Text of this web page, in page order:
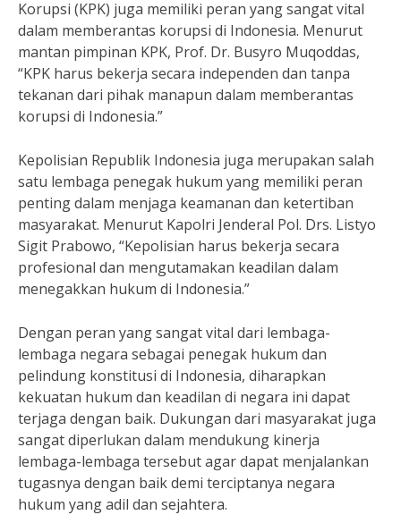
Korupsi (KPK) juga memiliki peran yang sangat vital
dalam memberantas korupsi di Indonesia. Menurut
mantan pimpinan KPK, Prof. Dr. Busyro Muqoddas,
“KPK harus bekerja secara independen dan tanpa
tekanan dari pihak manapun dalam memberantas
korupsi di Indonesia.”
Kepolisian Republik Indonesia juga merupakan salah
satu lembaga penegak hukum yang memiliki peran
penting dalam menjaga keamanan dan ketertiban
masyarakat. Menurut Kapolri Jenderal Pol. Drs. Listyo
Sigit Prabowo, “Kepolisian harus bekerja secara
profesional dan mengutamakan keadilan dalam
menegakkan hukum di Indonesia.”
Dengan peran yang sangat vital dari lembaga-
lembaga negara sebagai penegak hukum dan
pelindung konstitusi di Indonesia, diharapkan
kekuatan hukum dan keadilan di negara ini dapat
terjaga dengan baik. Dukungan dari masyarakat juga
sangat diperlukan dalam mendukung kinerja
lembaga-lembaga tersebut agar dapat menjalankan
tugasnya dengan baik demi terciptanya negara
hukum yang adil dan sejahtera.